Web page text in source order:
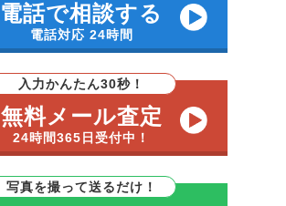
電話で相談する
電話対応 24時間
入力かんたん30秒！
無料メール査定
24時間365日受付中！
写真を撮って送るだけ！